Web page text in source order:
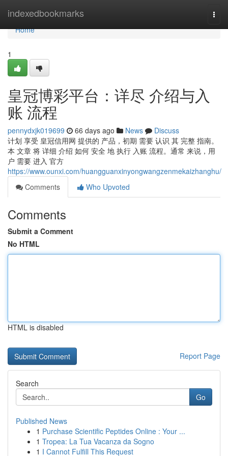
indexedbookmarks
Home
Home
1
皇冠博彩平台：详尽 介绍与入
账 流程
pennydxjk019699 66 days ago News
Discuss
计划 享受 皇冠信用网 提供的 产品，初期 需要 认识 其 完整 指南。
本 文章 将 详细 介绍 如何 安全 地 执行 入账 流程。通常 来说，用
户 需要 进入 官方
https://www.ounxi.com/huangguanxinyongwangzenmekaizhanghu/
Comments
Who Upvoted
Comments
Submit a Comment
No HTML
HTML is disabled
Report Page
Search
Go
Published News
1 Purchase Scientific Peptides Online : Your ...
1 Tropea: La Tua Vacanza da Sogno
1 I Cannot Fulfill This Request